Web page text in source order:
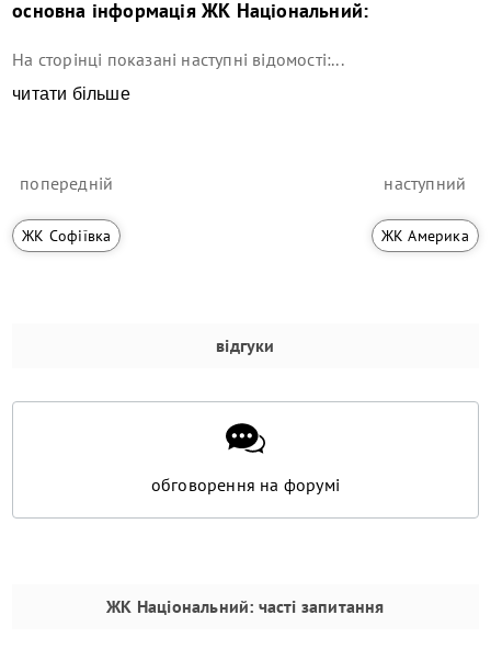
основна інформаціяЖК Національний:
На сторінці показані наступні відомості:...
читати більше
попередній
ЖК Софіївка
наступний
ЖК Америка
відгуки
обговорення на форумі
ЖК Національний: часті запитання